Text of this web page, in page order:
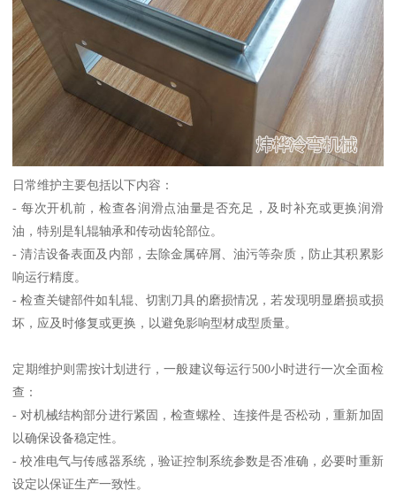
日常维护主要包括以下内容：
- 每次开机前，检查各润滑点油量是否充足，及时补充或更换润滑
油，特别是轧辊轴承和传动齿轮部位。
- 清洁设备表面及内部，去除金属碎屑、油污等杂质，防止其积累影
响运行精度。
- 检查关键部件如轧辊、切割刀具的磨损情况，若发现明显磨损或损
坏，应及时修复或更换，以避免影响型材成型质量。
定期维护则需按计划进行，一般建议每运行500小时进行一次全面检
查：
- 对机械结构部分进行紧固，检查螺栓、连接件是否松动，重新加固
以确保设备稳定性。
- 校准电气与传感器系统，验证控制系统参数是否准确，必要时重新
设定以保证生产一致性。